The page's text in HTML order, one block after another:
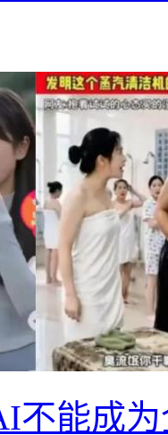
不能成